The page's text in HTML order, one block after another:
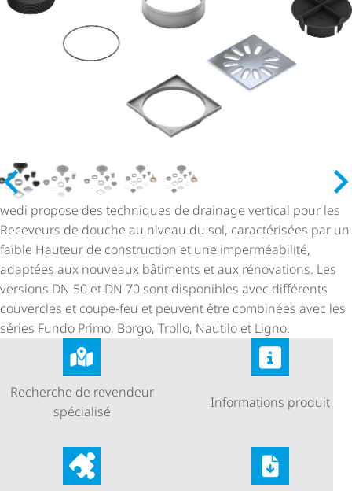
wedi propose des techniques de drainage vertical pour les
Receveurs de douche au niveau du sol, caractérisées par un
faible Hauteur de construction et une imperméabilité,
adaptées aux nouveaux bâtiments et aux rénovations. Les
versions DN 50 et DN 70 sont disponibles avec différents
couvercles et coupe-feu et peuvent être combinées avec les
séries Fundo Primo, Borgo, Trollo, Nautilo et Ligno.
Recherche de revendeur
spécialisé
Informations produit